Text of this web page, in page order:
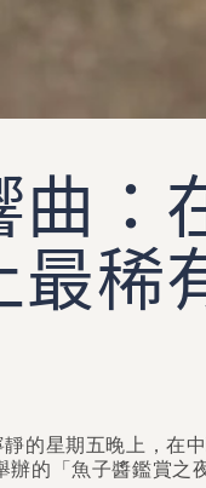
曲：
最稀
靜的星期五晚上，在
辦的「魚子醬鑑賞之